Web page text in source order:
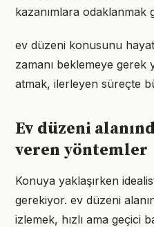
kazanımlara odaklanmak
ev düzeni konusunu
zamanı beklemeye
atmak, ilerleyen süreçte
Ev düzeni
veren yöntemler
Konuya yaklaşırken
gerekiyor. ev düzeni
izlemek, hızlı ama geçici